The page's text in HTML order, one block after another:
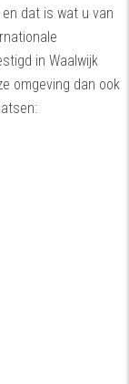
dat is wat u van
in Waalwijk
omgeving dan ook